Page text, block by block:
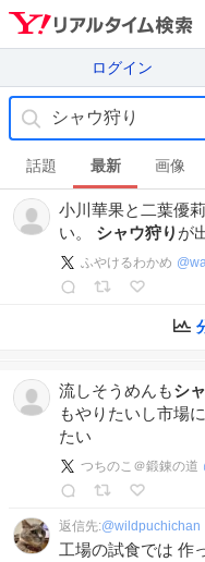
ログイン
話題 最新 画像
小川華果と二葉優
い。 シャウ狩り が
ふやけるわかめ @
流しそうめんもシ
もやりたいし市場
たい
つちのこ＠鍛錬の道
返信先:@wildpuchichan
工場の試食では 作